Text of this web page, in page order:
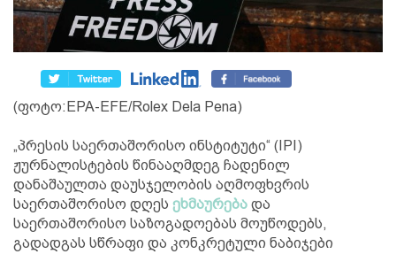
(ფოტო:EPA-EFE/Rolex Dela Pena)
„პრესის საერთაშორისო ინსტიტუტი“ (IPI)
ჟურნალისტების წინააღმდეგ ჩადენილ
დანაშაულთა დაუსჯელობის აღმოფხვრის
საერთაშორისო დღეს ეხმაურება და
საერთაშორისო საზოგადოებას მოუწოდებს,
გადადგას სწრაფი და კონკრეტული ნაბიჯები